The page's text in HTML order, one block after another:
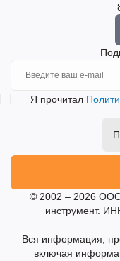
Я прочитал
© 2002 – 2026
инструмент.
Вся информация,
включая